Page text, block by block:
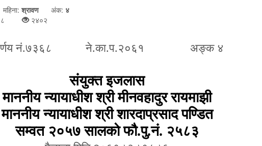
महिना:श्रावण अंक: ४
२४०२
नं.७३६८ ने.का.प.२०६१ अङ्क ४
संयुक्त इजलास
माननीय न्यायाधीश श्री मीनवहादुर रायमाझी
माननीय न्यायाधीश श्री शारदाप्रसाद पण्डित
सम्वत २०५७ सालको फौ.पु.नं. २५८३